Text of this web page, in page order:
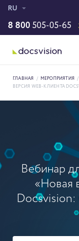
RU
8 800 505-05-65
ГЛАВНАЯ / МЕРОПРИЯТИЯ /
ВЕРСИЯ WEB-КЛИЕНТА
Вебинар
«Новая
Docsvision: